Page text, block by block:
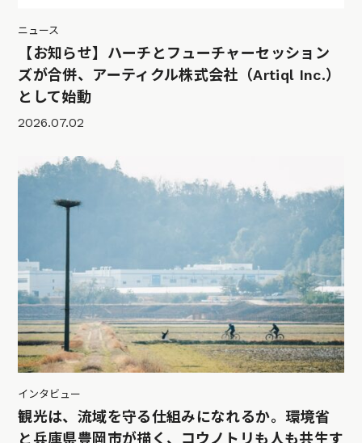
ニュース
【お知らせ】ハーチとフューチャーセッション
ズが合併、アーティクル株式会社（Artiql Inc.）
として始動
2026.07.02
インタビュー
観光は、流域を守る仕組みになれるか。環境省
と兵庫県豊岡市が描く、コウノトリも人も共生す